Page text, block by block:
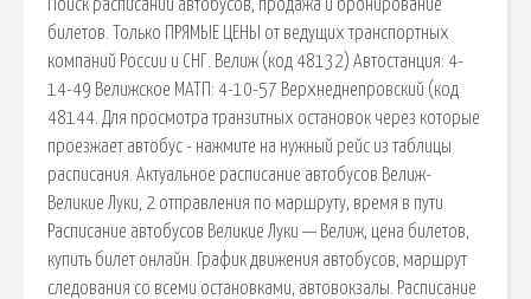
Поиск расписаний автобусов, продажа и бронирование
билетов. Только ПРЯМЫЕ ЦЕНЫ от ведущих транспортных
компаний России и СНГ. Велиж (код 48132) Автостанция: 4-
14-49 Велижское МАТП: 4-10-57 Верхнеднепровский (код
48144. Для просмотра транзитных остановок через которые
проезжает автобус - нажмите на нужный рейс из таблицы
расписания. Актуальное расписание автобусов Велиж-
Великие Луки, 2 отправления по маршруту, время в пути
Расписание автобусов Великие Луки — Велиж, цена билетов,
купить билет онлайн. График движения автобусов, маршрут
следования со всеми остановками, автовокзалы. Расписание